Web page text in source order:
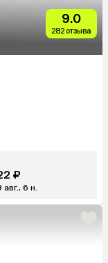
9.0
282 отзыва
₽
авг., 6 н.